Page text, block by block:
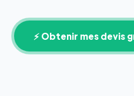
⚡ Obtenir mes